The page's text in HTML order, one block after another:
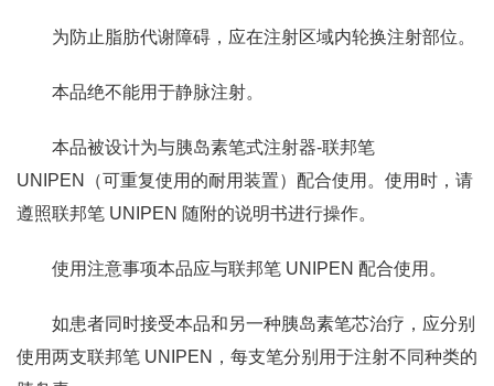
为防止脂肪代谢障碍，应在注射区域内轮换注射部位。
本品绝不能用于静脉注射。
本品被设计为与胰岛素笔式注射器-联邦笔
UNIPEN（可重复使用的耐用装置）配合使用。使用时，请
遵照联邦笔 UNIPEN 随附的说明书进行操作。
使用注意事项本品应与联邦笔 UNIPEN 配合使用。
如患者同时接受本品和另一种胰岛素笔芯治疗，应分别
使用两支联邦笔 UNIPEN，每支笔分别用于注射不同种类的